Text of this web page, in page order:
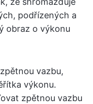
podřízených a
obraz o výkonu
vazbu,
výkonu.
zpětnou vazbu